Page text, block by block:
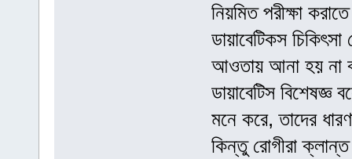
নিয়মিত পরীক্ষা
ডায়াবেটিকস
আওতায় আনা হয় না
ডায়াবেটিস বিশেষজ্ঞ
মনে করে, তাদের
কিন্তু রোগীরা